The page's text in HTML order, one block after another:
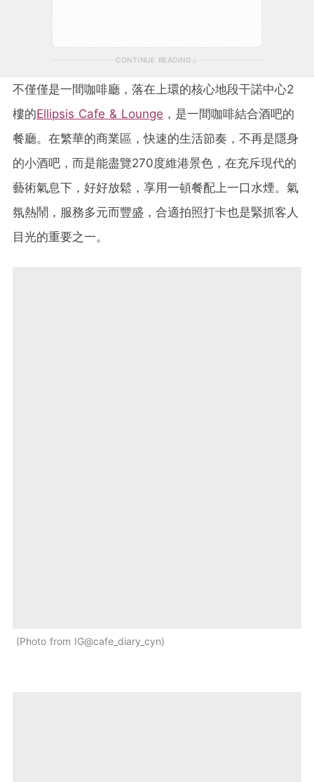
CONTINUE READING
不僅僅是一間咖啡廳，落在上環的核心地段干諾中心2
樓的Ellipsis Cafe & Lounge ，是一間咖啡結合酒吧的
餐廳。在繁華的商業區，快速的生活節奏，不再是隱身
的小酒吧，而是能盡覽270度維港景色，在充斥現代的
藝術氣息下，好好放鬆，享用一頓餐配上一口水煙。氣
氛熱鬧，服務多元而豐盛，合適拍照打卡也是緊抓客人
目光的重要之一。
Photo from IG@cafe_diary_cyn